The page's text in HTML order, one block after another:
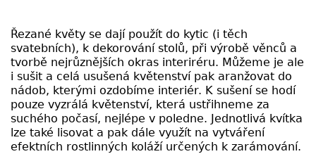
Řezané květy se dají použít do kytic (i těch
svatebních), k dekorování stolů, při výrobě věnců a
tvorbě nejrůznějších okras interiréru. Můžeme je ale
i sušit a celá usušená květenství pak aranžovat do
nádob, kterými ozdobíme interiér. K sušení se hodí
pouze vyzrálá květenství, která ustřihneme za
suchého počasí, nejlépe v poledne. Jednotlivá kvítka
lze také lisovat a pak dále využít na vytváření
efektních rostlinných koláží určených k zarámování.